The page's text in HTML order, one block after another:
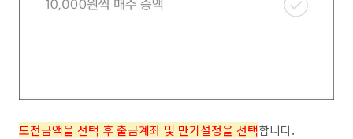
도전금액을 선택 후 출금계좌 및 만기설정을 선택합니다.